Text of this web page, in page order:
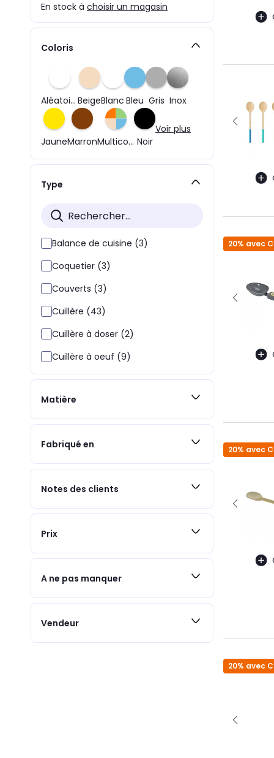
En stock à choisir un magasin
Coloris
Aléatoire BeigeBlanc Bleu Gris Inox
JauneMarron Multicolore Noir
Voir plus
Type
Balance de cuisine (3)
Coquetier (3)
Couverts (3)
Cuillère (43)
Cuillère à doser (2)
Cuillère à oeuf (9)
Matière
Fabriqué en
Notes des clients
Prix
A ne pas manquer
Vendeur
20% avec
20% avec
20% avec